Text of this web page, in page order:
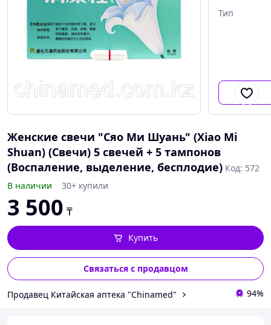
Тип
Женские свечи "Сяо Ми Шуань" (Xiao Mi
Shuan) (Свечи) 5 свечей + 5 тампонов
(Воспаление, выделение, бесплодие) Код: 572
В наличии
30+ купили
3 500 ₸
Купить
Связаться с продавцом
Продавец Китайская аптека "Chinamed" 94%